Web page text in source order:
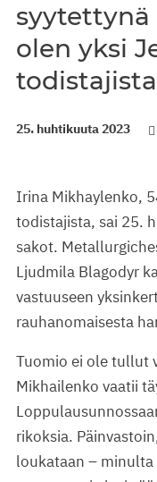
syytettynä
olen yksi
25. huhtikuuta 2023
Irina Mikhaylenko,
todistajista, sai 25.
sakot.
Ljudmila Blagodyr
vastuuseen
rauhanomaisesta
Tuomio ei ole tullut
Mikhailenko vaatii
rikoksia.
loukataan –